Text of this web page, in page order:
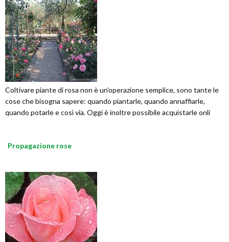
Coltivare piante di rosa non è un'operazione semplice, sono tante le
cose che bisogna sapere: quando piantarle, quando annaffiarle,
quando potarle e così via. Oggi è inoltre possibile acquistarle onli
Propagazione rose